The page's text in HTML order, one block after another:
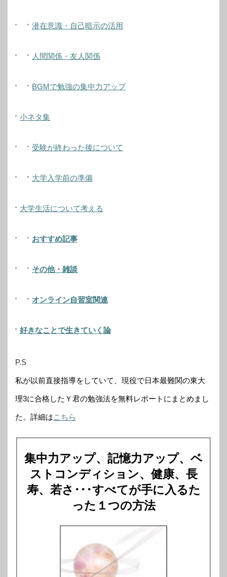
潜在意識・自己暗示の活用
人間関係・友人関係
BGMで勉強の集中力アップ
小ネタ集
受験が終わった後について
大学入学前の準備
大学生活について考える
おすすめ記事
その他・雑談
オンライン自習室関連
好きなことで生きていく論
P.S
私が以前直接指導をしていて、現役で日本最難関の東大
理3に合格したＹ君の勉強法を無料レポートにまとめまし
た。詳細はこちら
集中力アップ、記憶力アップ、ベ
ストコンディション、健康、長
寿、若さ･･･すべてが手に入るた
った１つの方法